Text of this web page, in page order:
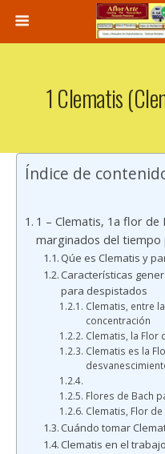
1 Clematis
Índice de
1 – Clematis, 1a flor de
marginados del tiempo
Qúe es Clematis y
Características
para despistados
Clematis, entre
concentración
Clematis, la Flor
Clematis es la
Flores de Bach
Clematis, Flor
Cuándo tomar
Clematis en el trabajo